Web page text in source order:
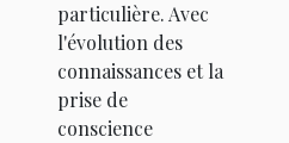
particulière. Avec
l'évolution des
connaissances et la
prise de
conscience